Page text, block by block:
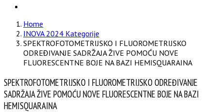
Home
INOVA 2024 Kategorije
SPEKTROFOTOMETRIJSKO I FLUOROMETRIJSKO
ODREĐIVANJE SADRŽAJA ŽIVE POMOĆU NOVE
FLUORESCENTNE BOJE NA BAZI HEMISQUARAINA
SPEKTROFOTOMETRIJSKO I FLUOROMETRIJSKO ODREĐIVANJE
SADRŽAJA ŽIVE POMOĆU NOVE FLUORESCENTNE BOJE NA BAZI
HEMISQUARAINA